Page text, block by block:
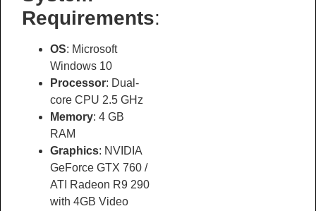
Requirements:
OS: Microsoft
Windows 10
Processor: Dual-
core CPU 2.5 GHz
Memory: 4 GB
RAM
Graphics: NVIDIA
GeForce GTX 760 /
ATI Radeon R9 290
with 4GB Video